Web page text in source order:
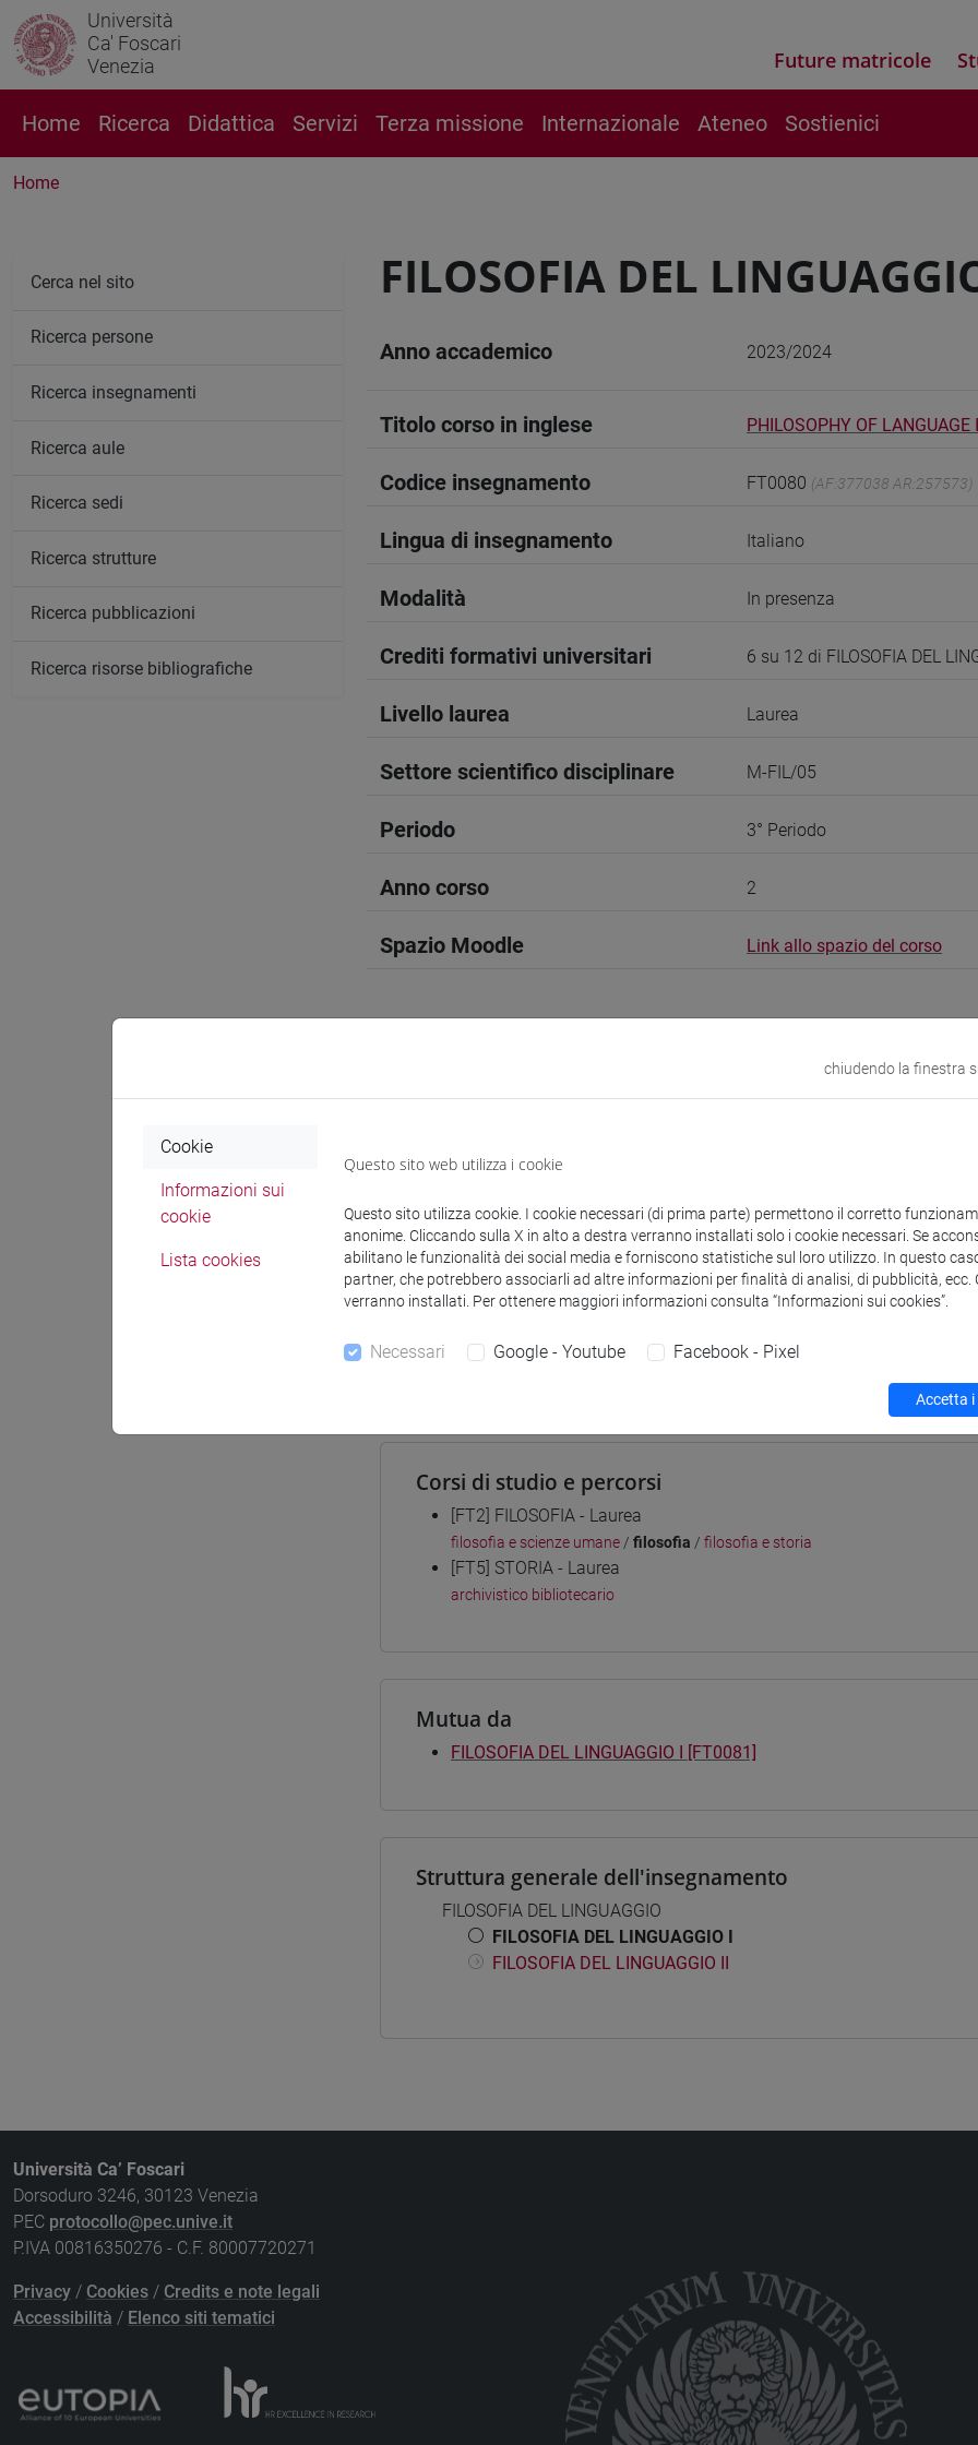
Università
Ca' Foscari
Venezia
Future matricole
Home Ricerca Didattica Servizi Terza missione Internazionale Ateneo Sostienici
Home
FILOSOFIA DEL
Anno accademico 2023/2024
Titolo corso in inglese PHILOSOPHY OF LANGUAGE I
Codice insegnamento FT0080 (AF:377038 AR:257573)
Lingua di insegnamento Italiano
Modalità In presenza
Crediti formativi universitari 6 su 12 di FILOSOFIA DEL
Livello laurea Laurea
Settore scientifico disciplinare M-FIL/05
Periodo 3° Periodo
Anno corso 2
Spazio Moodle Link allo spazio del corso
Docenti e corsi di laurea Programma
PERISSINOTTO Luigi- 30h Lezione
Corsi di studio e percorsi
[FT2] FILOSOFIA - Laurea
filosofia e scienze umane / filosofia / filosofia e storia
[FT5] STORIA - Laurea
archivistico bibliotecario
Mutua da
FILOSOFIA DEL LINGUAGGIO I [FT0081]
Struttura generale dell'insegnamento
FILOSOFIA DEL LINGUAGGIO
FILOSOFIA DEL LINGUAGGIO I
FILOSOFIA DEL LINGUAGGIO II
Cerca nel sito
Ricerca persone
Ricerca insegnamenti
Ricerca aule
Ricerca sedi
Ricerca strutture
Ricerca pubblicazioni
Ricerca risorse bibliografiche
Università Ca’ Foscari
Dorsoduro 3246, 30123 Venezia
PEC protocollo@pec.unive.it
P.IVA 00816350276 - C.F. 80007720271
Privacy / Cookies / Credits e note legali
Accessibilità / Elenco siti tematici
chiudendo la finestra
Cookie
Informazioni sui
cookie
Lista cookies
Questo sito web utilizza i cookie
Questo sito utilizza cookie. I cookie necessari (di prima parte) permettono il corretto
anonime. Cliccando sulla X in alto a destra verranno installati solo i cookie necessari. Se
abilitano le funzionalità dei social media e forniscono statistiche sul loro utilizzo. In questo
partner, che potrebbero associarli ad altre informazioni per finalità di analisi, di pubblicità, ecc.
verranno installati. Per ottenere maggiori informazioni consulta “Informazioni sui cookies”.
Necessari Google - Youtube Facebook - Pixel
Accetta i